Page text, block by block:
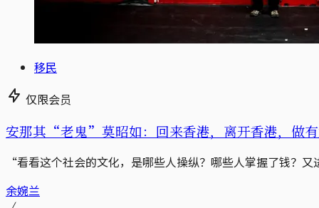
移民
仅限会员
安那其“老鬼”莫昭如：回来香港，离开香港，做
“看看这个社会的文化，是哪些人操纵？哪些人掌握了钱
余婉兰